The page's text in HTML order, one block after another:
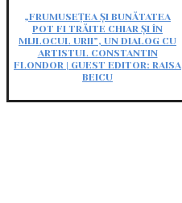
„FRUMUSEȚEA ȘI BUNĂTATEA
POT FI TRĂITE CHIAR ȘI ÎN
MIJLOCUL URII”, UN DIALOG CU
ARTISTUL CONSTANTIN
FLONDOR | GUEST EDITOR: RAISA
BEICU